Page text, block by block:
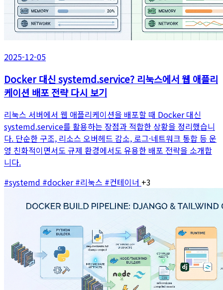
2025-12-05
Docker 대신 systemd.service? 리눅스에서 웹 애플리
케이션 배포 전략 다시 보기
리눅스 서버에서 웹 애플리케이션을 배포할 때 Docker 대신
systemd.service를 활용하는 장점과 적합한 상황을 정리했습니
다. 단순한 구조, 리소스 오버헤드 감소, 로그·네트워크 통합 등 운
영 친화적이면서도 규제 환경에서도 유용한 배포 전략을 소개합
니다.
#systemd #docker#리눅스 #컨테이너 +3